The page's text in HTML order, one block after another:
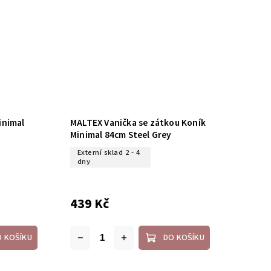
KOŠÍKU
MALTEX Vanička se zátkou Koník
Minimal 84cm Steel Grey
Externí sklad 2 - 4
dny
439 Kč
DO KOŠÍKU